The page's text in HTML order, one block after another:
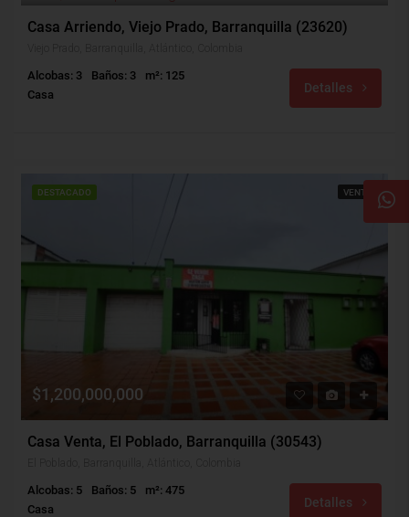
Casa Arriendo, Viejo Prado, Barranquilla (23620)
Alcobas: 3 Baños: 3
m²: 125
Casa
Detalles
DESTACADO VENTA
$1,200,000,000
Casa Venta, El Poblado, Barranquilla (30543)
Alcobas: 5 Baños: 5
m²: 475
Casa
Detalles